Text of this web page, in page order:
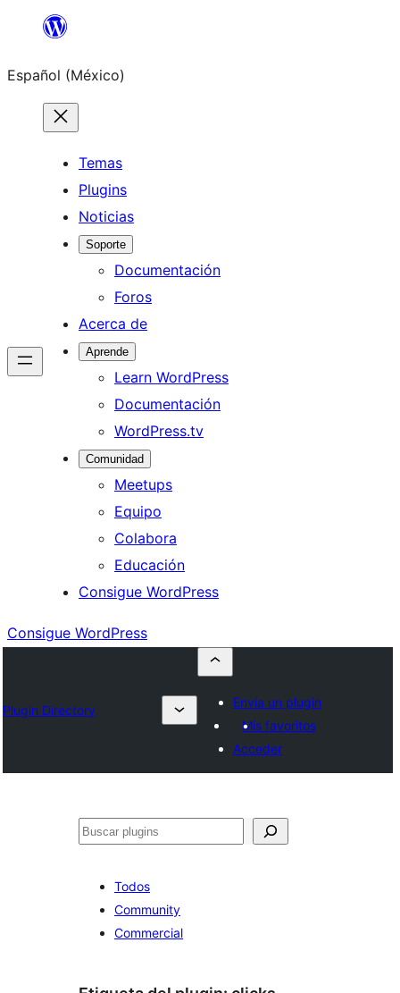
Saltar
contenido
Español (México)
Temas
Plugins
Noticias
Soporte
Documentación
Foros
Acerca de
Aprende
Learn WordPress
Documentación
WordPress.tv
Comunidad
Meetups
Equipo
Colabora
Educación
Consigue WordPress
Consigue WordPress
Plugin Directory
Envía un plugin
Mis favoritos
Acceder
Buscar
Todos
Community
Commercial